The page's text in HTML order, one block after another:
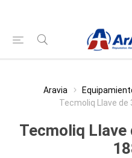
Aravia
Tecmoliq Llave de
Tecmoliq Llave